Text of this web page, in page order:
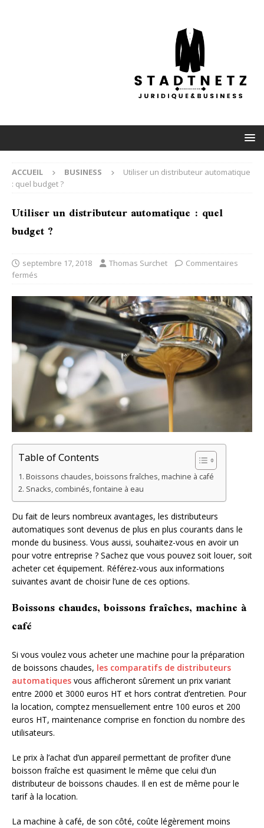
ACCUEIL BUSINESS
Utiliser un distributeur automatique
: quel budget ?
Utiliser un distributeur automatique : quel
budget ?
septembre 17, 2018 Thomas Surchet
Commentaires
fermés
Table of Contents
Boissons chaudes, boissons fraîches, machine à café
Snacks, combinés, fontaine à eau
Du fait de leurs nombreux avantages, les distributeurs
automatiques sont devenus de plus en plus courants dans le
monde du business. Vous aussi, souhaitez-vous en avoir un
pour votre entreprise ? Sachez que vous pouvez soit louer, soit
acheter cet équipement. Référez-vous aux informations
suivantes avant de choisir l’une de ces options.
Boissons chaudes, boissons fraîches, machine à
café
Si vous voulez vous acheter une machine pour la préparation
de boissons chaudes, les comparatifs de distributeurs
automatiques vous afficheront sûrement un prix variant
entre 2000 et 3000 euros HT et hors contrat d’entretien. Pour
la location, comptez mensuellement entre 100 euros et 200
euros HT, maintenance comprise en fonction du nombre des
utilisateurs.
Le prix à l’achat d’un appareil permettant de profiter d’une
boisson fraîche est quasiment le même que celui d’un
distributeur de boissons chaudes. Il en est de même pour le
tarif à la location.
La machine à café, de son côté, coûte légèrement moins